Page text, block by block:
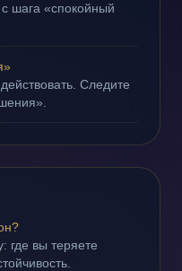
шага «спокойный
Следите
где вы теряете